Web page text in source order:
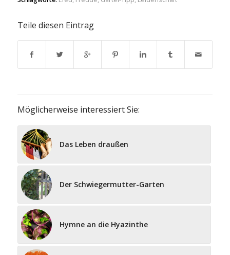
Teile diesen Eintrag
Möglicherweise interessiert Sie:
Das Leben draußen
Der Schwiegermutter-Garten
Hymne an die Hyazinthe